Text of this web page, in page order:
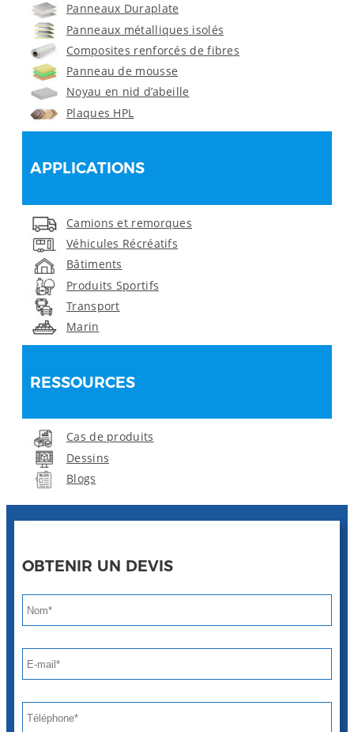
Panneaux Duraplate
Panneaux métalliques isolés
Composites renforcés de fibres
Panneau de mousse
Noyau en nid d’abeille
Plaques HPL
APPLICATIONS
Camions et remorques
Véhicules Récréatifs
Bâtiments
Produits Sportifs
Transport
Marin
RESSOURCES
Cas de produits
Dessins
Blogs
OBTENIR UN DEVIS